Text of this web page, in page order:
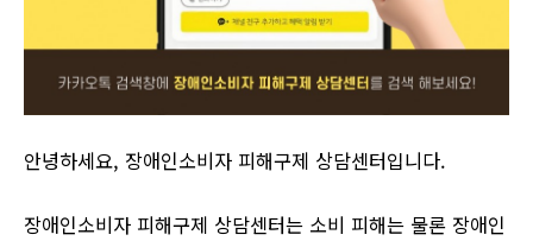
안녕하세요, 장애인소비자 피해구제 상담센터입니다.
장애인소비자 피해구제 상담센터는 소비 피해는 물론 장애인